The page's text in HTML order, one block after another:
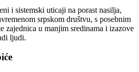
i sistemski uticaji na porast nasilja,
srpskom društvu, s posebnim
zajednica u manjim sredinama i izazove
ljudi.